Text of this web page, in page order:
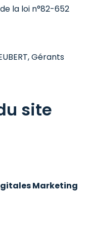
la loi n°82-652
Gérants
site
Marketing